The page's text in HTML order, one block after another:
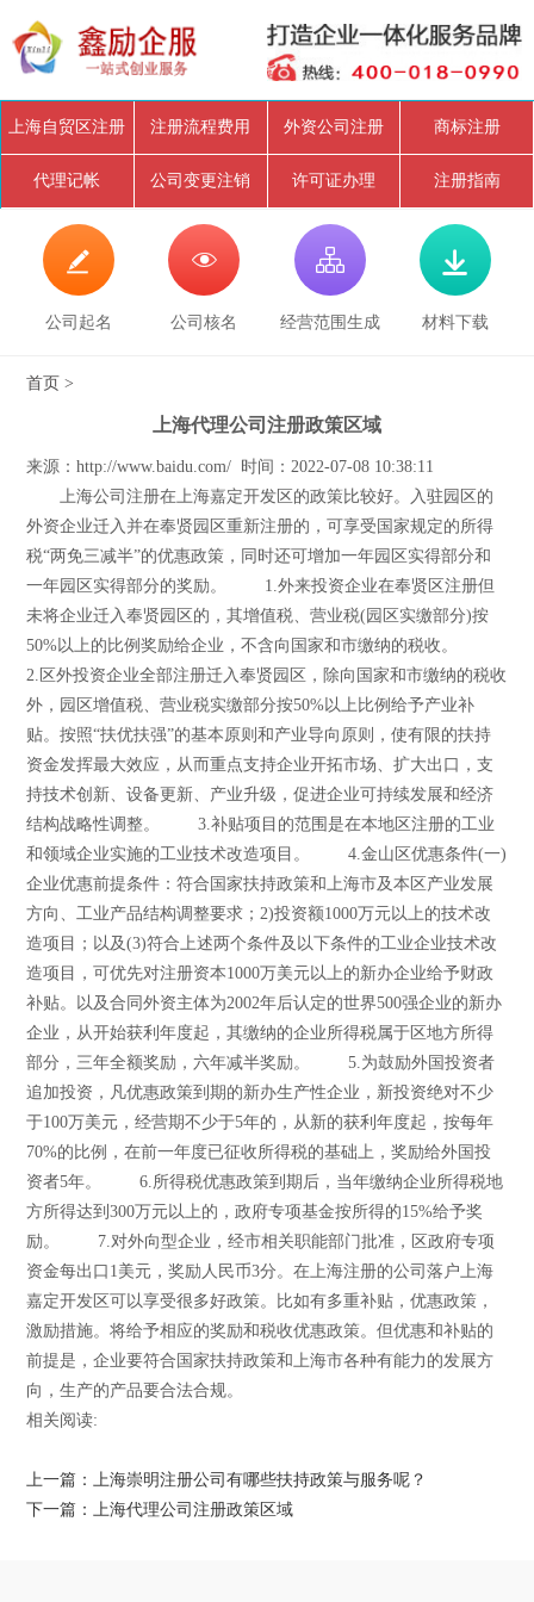
上海自贸区注册 注册流程费用 外资公司注册 商标注册
代理记帐 公司变更注销 许可证办理 注册指南

公司起名

公司核名

经营范围生成

材料下载
首页 >
上海代理公司注册政策区域
来源：http://www.baidu.com/ 时间：2022-07-08 10:38:11
上海公司注册在上海嘉定开发区的政策比较好。入驻园区的
外资企业迁入并在奉贤园区重新注册的，可享受国家规定的所得
税“两免三减半”的优惠政策，同时还可增加一年园区实得部分和
一年园区实得部分的奖励。 1.外来投资企业在奉贤区注册但
未将企业迁入奉贤园区的，其增值税、营业税(园区实缴部分)按
50%以上的比例奖励给企业，不含向国家和市缴纳的税收。
2.区外投资企业全部注册迁入奉贤园区，除向国家和市缴纳的税收
外，园区增值税、营业税实缴部分按50%以上比例给予产业补
贴。按照“扶优扶强”的基本原则和产业导向原则，使有限的扶持
资金发挥最大效应，从而重点支持企业开拓市场、扩大出口，支
持技术创新、设备更新、产业升级，促进企业可持续发展和经济
结构战略性调整。 3.补贴项目的范围是在本地区注册的工业
和领域企业实施的工业技术改造项目。 4.金山区优惠条件(一)
企业优惠前提条件：符合国家扶持政策和上海市及本区产业发展
方向、工业产品结构调整要求；2)投资额1000万元以上的技术改
造项目；以及(3)符合上述两个条件及以下条件的工业企业技术改
造项目，可优先对注册资本1000万美元以上的新办企业给予财政
补贴。以及合同外资主体为2002年后认定的世界500强企业的新办
企业，从开始获利年度起，其缴纳的企业所得税属于区地方所得
部分，三年全额奖励，六年减半奖励。 5.为鼓励外国投资者
追加投资，凡优惠政策到期的新办生产性企业，新投资绝对不少
于100万美元，经营期不少于5年的，从新的获利年度起，按每年
70%的比例，在前一年度已征收所得税的基础上，奖励给外国投
资者5年。 6.所得税优惠政策到期后，当年缴纳企业所得税地
方所得达到300万元以上的，政府专项基金按所得的15%给予奖
励。 7.对外向型企业，经市相关职能部门批准，区政府专项
资金每出口1美元，奖励人民币3分。在上海注册的公司落户上海
嘉定开发区可以享受很多好政策。比如有多重补贴，优惠政策，
激励措施。将给予相应的奖励和税收优惠政策。但优惠和补贴的
前提是，企业要符合国家扶持政策和上海市各种有能力的发展方
向，生产的产品要合法合规。
相关阅读:
上一篇：上海崇明注册公司有哪些扶持政策与服务呢？
下一篇：上海代理公司注册政策区域